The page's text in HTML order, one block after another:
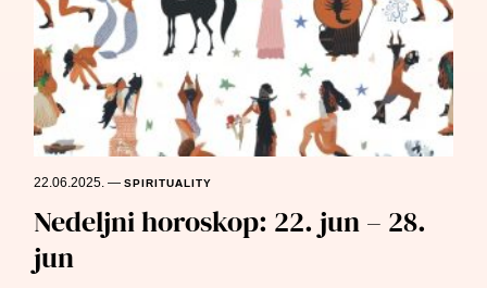
22.06.2025.—SPIRITUALITY
Nedeljni horoskop: 22. jun – 28.
jun